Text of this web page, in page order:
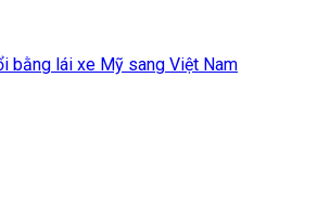
bằng lái xe Mỹ sang Việt Nam